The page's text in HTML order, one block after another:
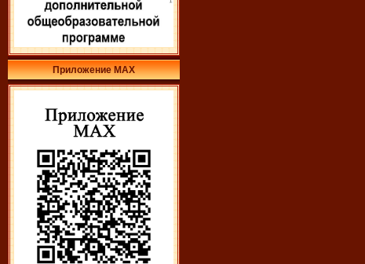
Приложение МАХ